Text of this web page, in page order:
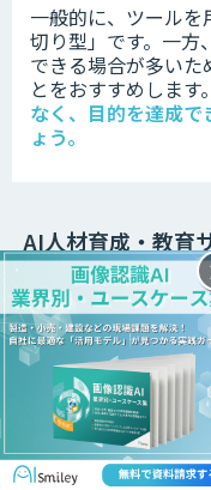
一般的に、ツール
切り型」です。一方
できる場合が多い
とをおすすめします。
なく、目的を達成
ょう。
AI人材育成・教育
AI人材育成・教育サ
AI人材を育成し学習
とです。現場で活用
ます。
学んだ内容に類